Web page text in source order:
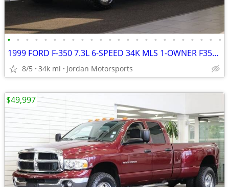
• • • • • • • • • • • • • • • • • • • • • • • •
1999 FORD F-350 7.3L 6-SPEED 34K MLS 1-OWNER F350 F250 2000 2001 2002
8/5 34k mi Jordan Motorsports
$49,997